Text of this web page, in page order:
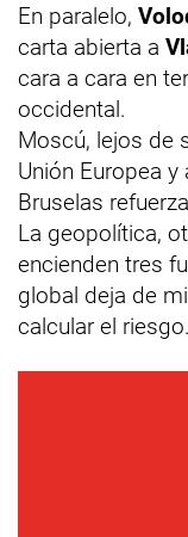
En paralelo,
carta abierta a
cara a cara en
occidental.
Moscú, lejos de
Unión Europea y
Bruselas
La geopolítica,
encienden tres
global deja de
calcular el riesgo.